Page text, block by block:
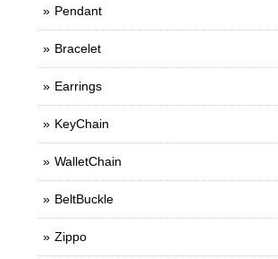
Pendant
Bracelet
Earrings
KeyChain
WalletChain
BeltBuckle
Zippo